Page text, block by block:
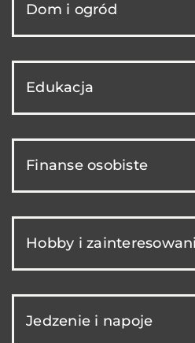
Dom i ogród
Edukacja
Finanse osobiste
Hobby i
Jedzenie i napoje